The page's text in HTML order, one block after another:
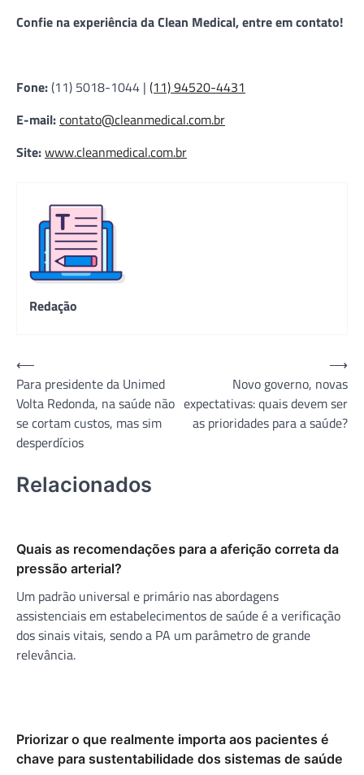
Confie na experiência da Clean Medical, entre em contato!
Fone:(11) 5018-1044 | (11) 94520-4431
E-mail:contato@cleanmedical.com.br
Site:www.cleanmedical.com.br
Redação
Navegação
de
Post
⟵
Para presidente da Unimed
Volta Redonda, na saúde não
se cortam custos, mas sim
desperdícios
Novo governo, novas
expectativas: quais devem ser
as prioridades para a saúde?
⟶
Relacionados
Quais as recomendações para a aferição correta da
pressão arterial?
Um padrão universal e primário nas abordagens
assistenciais em estabelecimentos de saúde é a verificação
dos sinais vitais, sendo a PA um parâmetro de grande
relevância.
Priorizar o que realmente importa aos pacientes é
chave para sustentabilidade dos sistemas de saúde